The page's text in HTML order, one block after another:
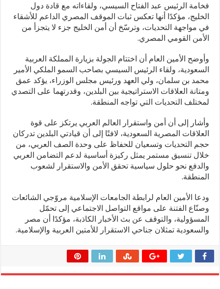
فخامة الرئيس عبد الفتاح السيسي، ولقاءاته مع قادة دول
الخليج، مؤكدًا أنها تعكس ثبات الموقف المصري الداعم للأشقاء
في مواجهة التحديات، وترسّخ أن أمن الخليج جزء لا يتجزأ من
الأمن القومي المصري.
وأوضح الأمين العام أن اختتام الجولة بزيارة المملكة العربية
السعودية، ولقاء الرئيس السيسي بصاحب السمو الملكي الأمير
محمد بن سلمان، ولي العهد ورئيس مجلس الوزراء، يؤكد عمق
ومتانة العلاقات الاستراتيجية بين البلدين، وقدرتهما على التصدي
لمختلف التحديات التي تواجه المنطقة.
وأشار إلى أن أمن واستقرار العالم العربي يرتكز على قوة
العلاقات المصرية السعودية، لافتًا إلى أن قيادتي البلدين تدركان
حجم التحديات وتسعيان للحفاظ على وحدة الصف العربي، من
خلال تنسيق مستمر يمثل ركيزة أساسية لدعم التضامن العربي
والدفع نحو حلول سياسية تحقق الأمن والاستقرار لشعوب
المنطقة.
ودعا الأمين العام لرابطة الجامعات الإسلامية مروّجي الشائعات
وصنّاع الفتنة على مواقع التواصل الاجتماعي إلى تحمّل
المسؤولية، والتوقف عن بث الأخبار الكاذبة، مؤكدًا أن مصر
والسعودية تمثلان جناحي الاستقرار للأمتين العربية والإسلامية.